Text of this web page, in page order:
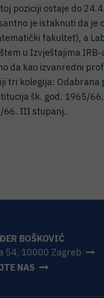
poziciji ostaje do
je istaknuti da je
fakultet), a
u Izvještajima
da kao izvanredni
tri kolegija: Odabrana
šk. god. 1965/
66. III stupanj.
BOŠKOVIĆ
54, 10000 Zagreb
NAS